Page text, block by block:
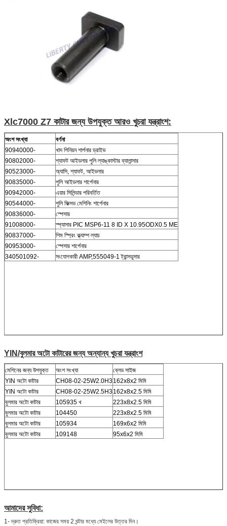
Xlc7000 Z7 কাটার জন্য উপযুক্ত আরও খুচরা যন্ত্রাংশ:
অংশ সংখ্যা
বর্ণনা
90940000-
খাদ পিনিয়ন শার্পনার ড্রাইভ
90802000-
শ্যাফট আইডলার পুলি ল্যাঙ্কাস্টার ব্যালান্সার
90523000-
অ্যাসি, শ্যাফট, আইডলার
90835000-
পুলি আইডলার শার্পেনার
90942000-
এয়ার সিলিন্ডার পরিবর্তিত
90544000-
পুলি ফিক্সড মেশিনিং শার্পেনার
90836000-
স্পেসার
91008000-
স্প্যাসার PIC MSP6-11 8 ID X 10.95ODX0.5 ME
90837000-
শিম স্প্রিং ক্ল্যাম্প ল্যাচ
90953000-
স্পেসার শার্পেনার
340501092-
সংযোগকারী AMP,555049-1 ট্রান্সডুসার
YIN/বুলমার অটো কাটারের জন্য অন্যান্য খুচরা যন্ত্রাংশ
মেশিনের জন্য উপযুক্ত অংশ সংখ্যা
ব্লেড সাইজ
YIN অটো কাটার
CH08-02-25W2.0H3162x8x2 মিমি
YIN অটো কাটার
CH08-02-25W2.5H3162x8x2.5 মিমি
বুলমার অটো কাটার
105935 খ
223x8x2.5 মিমি
বুলমার অটো কাটার
104450
223x8x2.5 মিমি
বুলমার অটো কাটার
105934
169x6x2 মিমি
বুলমার অটো কাটার
109148 95x6x2 মিমি
আমাদের সুবিধা:
1- দ্রুত প্রতিক্রিয়া: কাজের সময় 2 ঘন্টার মধ্যে মেইলের উত্তর দিন।